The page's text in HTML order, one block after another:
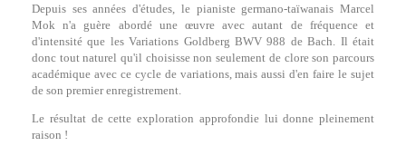
Depuis ses années d'études, le pianiste germano-taïwanais Marcel
Mok n'a guère abordé une œuvre avec autant de fréquence et
d'intensité que les Variations Goldberg BWV 988 de Bach. Il était
donc tout naturel qu'il choisisse non seulement de clore son parcours
académique avec ce cycle de variations, mais aussi d'en faire le sujet
de son premier enregistrement.
Le résultat de cette exploration approfondie lui donne pleinement
raison !